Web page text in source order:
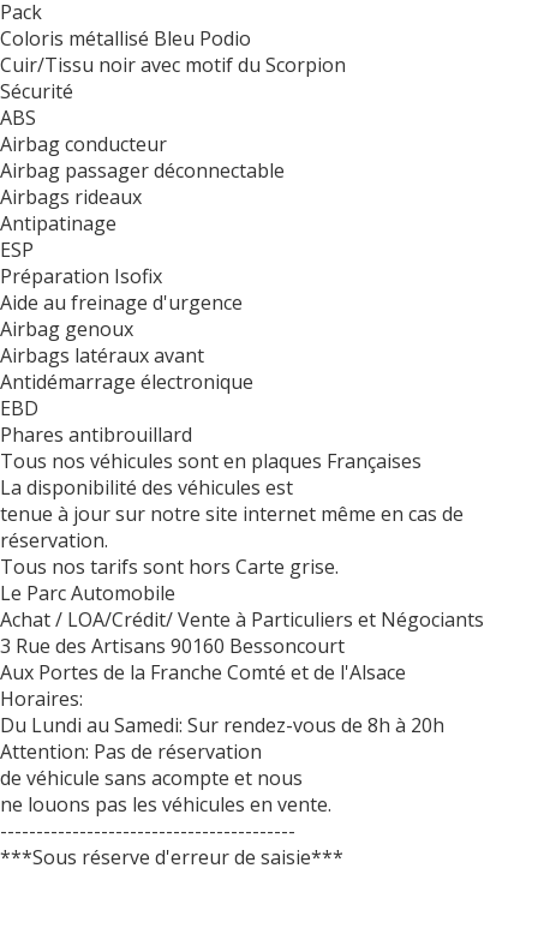
Pack
Coloris métallisé Bleu Podio
Cuir/Tissu noir avec motif du Scorpion
Sécurité
ABS
Airbag conducteur
Airbag passager déconnectable
Airbags rideaux
Antipatinage
ESP
Préparation Isofix
Aide au freinage d'urgence
Airbag genoux
Airbags latéraux avant
Antidémarrage électronique
EBD
Phares antibrouillard
Tous nos véhicules sont en plaques Françaises
La disponibilité des véhicules est
tenue à jour sur notre site internet même en cas de
réservation.
Tous nos tarifs sont hors Carte grise.
Le Parc Automobile
Achat / LOA/Crédit/ Vente à Particuliers et Négociants
3 Rue des Artisans 90160 Bessoncourt
Aux Portes de la Franche Comté et de l'Alsace
Horaires:
Du Lundi au Samedi: Sur rendez-vous de 8h à 20h
Attention: Pas de réservation
de véhicule sans acompte et nous
ne louons pas les véhicules en vente.
-----------------------------------------
***Sous réserve d'erreur de saisie***